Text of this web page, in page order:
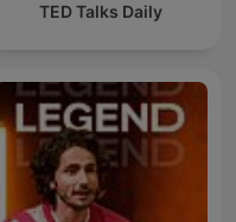
TED Talks Daily